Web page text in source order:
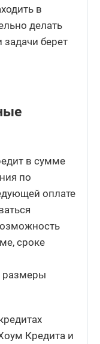
в
делать
берет
в сумме
по
оплате
сроке
размеры
Кредита и